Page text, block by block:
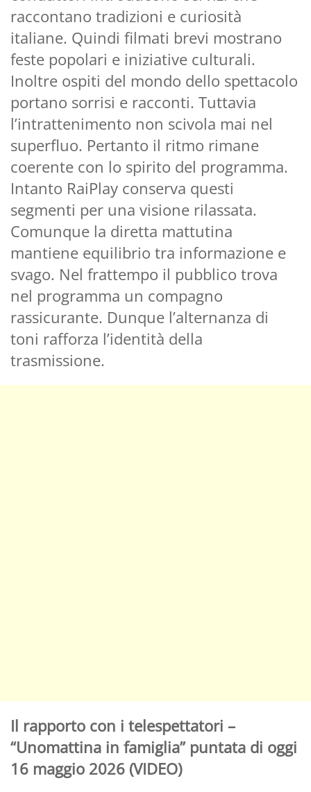
raccontano tradizioni e curiosità
italiane. Quindi filmati brevi mostrano
feste popolari e iniziative culturali.
Inoltre ospiti del mondo dello spettacolo
portano sorrisi e racconti. Tuttavia
l’intrattenimento non scivola mai nel
superfluo. Pertanto il ritmo rimane
coerente con lo spirito del programma.
Intanto RaiPlay conserva questi
segmenti per una visione rilassata.
Comunque la diretta mattutina
mantiene equilibrio tra informazione e
svago. Nel frattempo il pubblico trova
nel programma un compagno
rassicurante. Dunque l’alternanza di
toni rafforza l’identità della
trasmissione.
Il rapporto con i telespettatori –
“Unomattina in famiglia” puntata di oggi
16 maggio 2026 (VIDEO)